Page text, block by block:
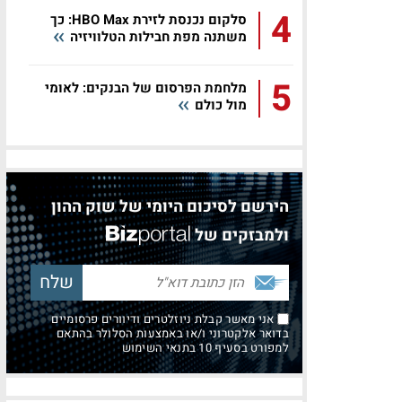
4
סלקום נכנסת לזירת HBO Max: כך
משתנה מפת חבילות הטלוויזיה
5
מלחמת הפרסום של הבנקים: לאומי
מול כולם
הירשם לסיכום היומי של שוק ההון
ולמבזקים של
אני מאשר קבלת ניוזלטרים ודיוורים פרסומיים
בדואר אלקטרוני ו/או באמצעות הסלולר בהתאם
למפורט בסעיף 10 בתנאי השימוש